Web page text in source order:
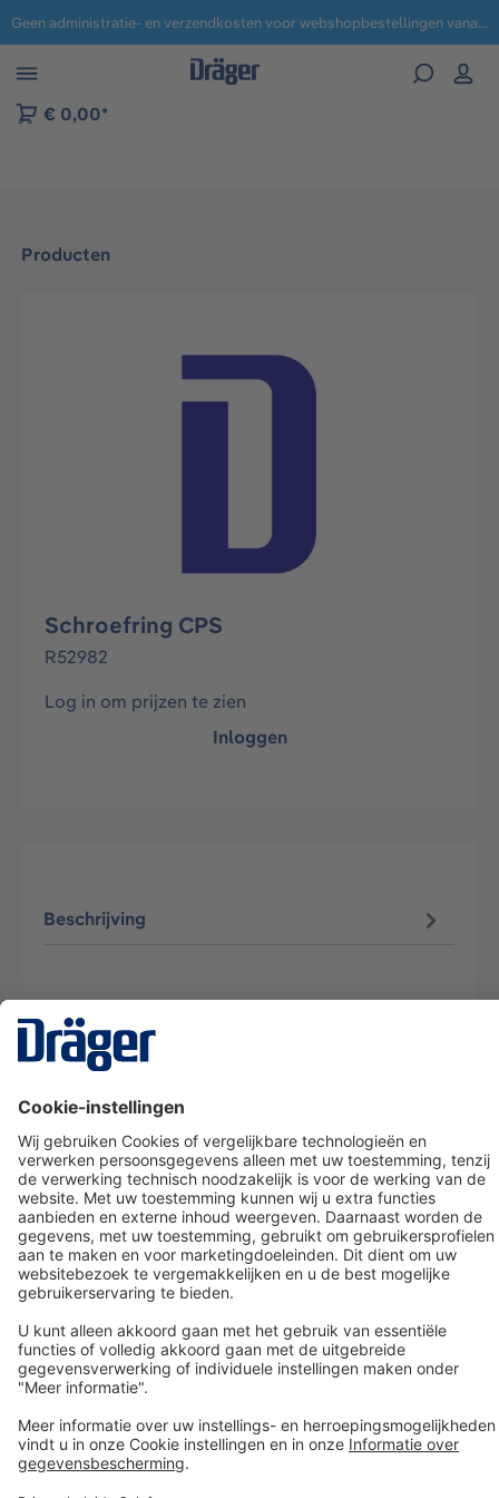
naar navigatie B2B-platform Geen administratie- en verzendkosten voor webshopbestellingen vanaf € 100,-.
€ 0,00*
Producten
Afbeeldingengalerij overslaan
Schroefring CPS
R52982
Log in om prijzen te zien
Inloggen
Beschrijving
Dräger klantenservice
Over Dräger
Bestellen in onze webshop
Community